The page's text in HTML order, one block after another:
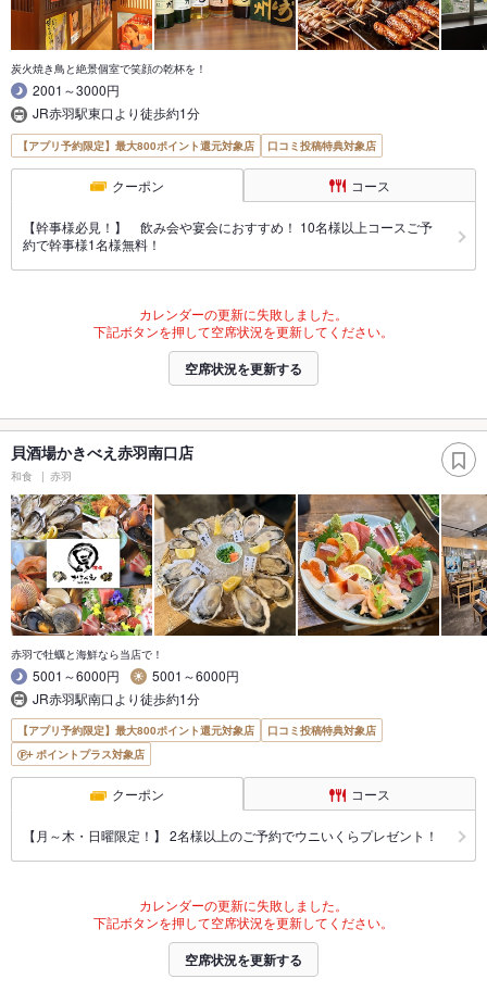
炭火焼き鳥と絶景個室で笑顔の乾杯を！
2001～3000円
JR赤羽駅東口より徒歩約1分
【アプリ予約限定】最大800ポイント還元対象店 口コミ投稿特典対象店
クーポン コース
【幹事様必見！】 飲み会や宴会におすすめ！ 10名様以上コースご予
約で幹事様1名様無料！
カレンダーの更新に失敗しました。
下記ボタンを押して空席状況を更新してください。
空席状況を更新する
貝酒場かきべえ赤羽南口店
和食 赤羽
赤羽で牡蠣と海鮮なら当店で！
5001～6000円
5001～6000円
JR赤羽駅南口より徒歩約1分
【アプリ予約限定】最大800ポイント還元対象店
口コミ投稿特典対象店
ポイントプラス対象店
クーポン コース
【月～木・日曜限定！】 2名様以上のご予約でウニいくらプレゼント！
カレンダーの更新に失敗しました。
下記ボタンを押して空席状況を更新してください。
空席状況を更新する